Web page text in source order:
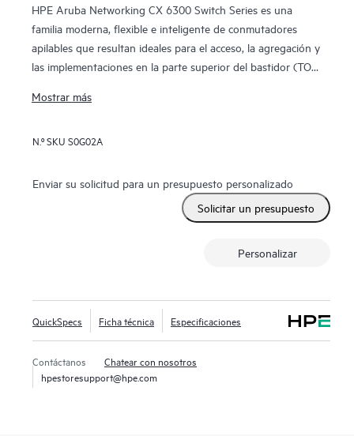
HPE Aruba Networking CX 6300 Switch Series es una
familia moderna, flexible e inteligente de conmutadores
apilables que resultan ideales para el acceso, la agregación y
las implementaciones en la parte superior del bastidor (TOR)
conmutadores fijos (CX 6300F) y modulares (CX 6300M)
Mostrar más
N.º SKU S0G02A
Enviar su solicitud para un presupuesto personalizado
Solicitar un presupuesto
Personalizar
QuickSpecs Ficha técnica Especificaciones
Contáctanos
Chatear con nosotros
hpestoresupport@hpe.com